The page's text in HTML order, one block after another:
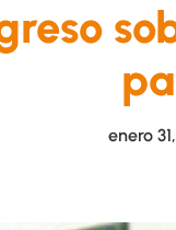
enero